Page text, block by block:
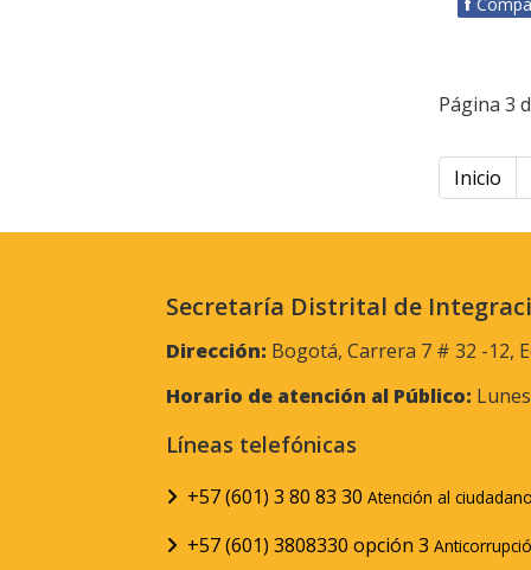
Página 3
Inicio
Secretaría Distrital de
Dirección: Bogotá, Carrera 7 # 32 -12,
Horario de atención al Público:
Líneas telefónicas
+57 (601) 3 80 83 30 Atención al
+57 (601) 3808330 opción 3